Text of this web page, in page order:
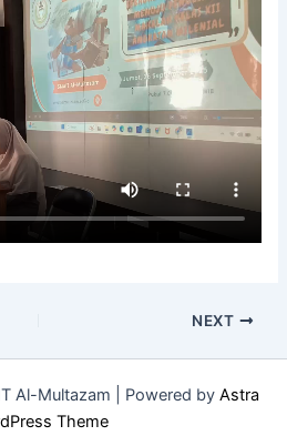
NEXT
Al-Multazam | Powered by Astra
Theme